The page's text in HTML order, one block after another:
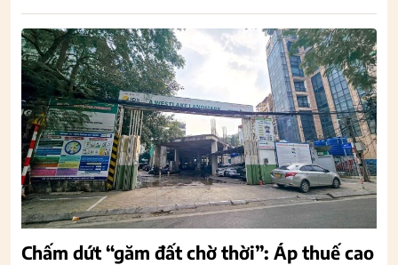
Chấm dứt “găm đất chờ thời”: Áp thuế cao